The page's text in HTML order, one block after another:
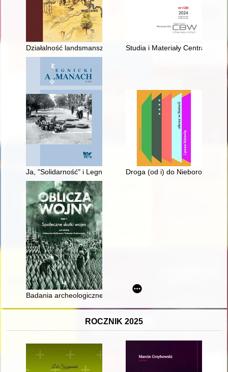
Działalność landsmanszaftów włodawskich w diasporze :
Studia i Materiały Centralnej
Ja, "Solidarność" i Legnica Droga (od i) do Nieborowa :
Badania archeologiczne na Westerplatte w latach 2016-2022
ROCZNIK 2025